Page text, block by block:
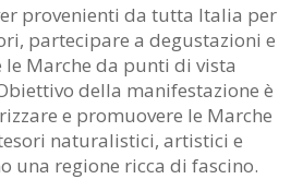
provenienti da tutta Italia per
partecipare a degustazioni e
Marche da punti di vista
della manifestazione è
e promuovere le Marche
naturalistici, artistici e
una regione ricca di fascino.